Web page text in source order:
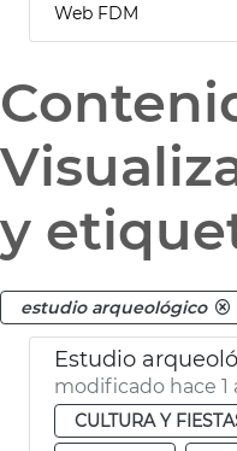
Web FDM
y
estudio arqueológico
modificado hace 1
CULTURA Y